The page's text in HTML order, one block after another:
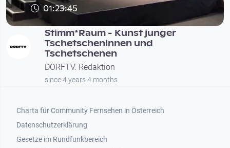
01:23:45
Stimm*Raum - Kunst junger
Tschetscheninnen und
Tschetschenen
DORFTV. Redaktion
since 4 years 4 months
Footer 1
Charta für Community Fernsehen in Österreich
Datenschutzerklärung
Gesetze im Rundfunkbereich